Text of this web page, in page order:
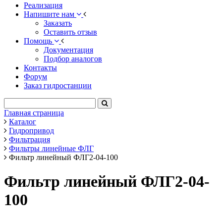
Реализация
Напишите нам
Заказать
Оставить отзыв
Помощь
Документация
Подбор аналогов
Контакты
Форум
Заказ гидростанции
Главная страница
Каталог
Гидропривод
Фильтрация
Фильтры линейные ФЛГ
Фильтр линейный ФЛГ2-04-100
Фильтр линейный ФЛГ2-04-
100